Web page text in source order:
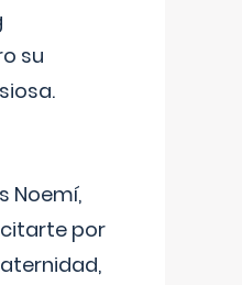
su
Noemí,
por